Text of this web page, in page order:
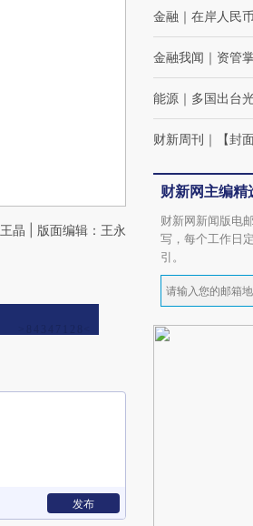
晶 | 版面编辑：王永
发布
金融 ｜ 在岸人民
金融我闻 ｜ 资管
能源 ｜ 多国出台
财新周刊 ｜ 【封
财新网主编精
财新网新闻版电
写，每个工作日
引。